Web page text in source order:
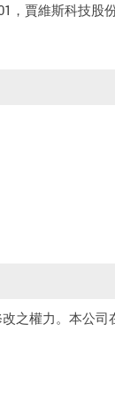
賈維斯科技股
之權力。本公